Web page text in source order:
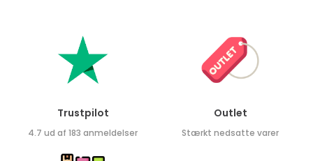
Trustpilot
4.7 ud af 183 anmeldelser
Outlet
Stærkt nedsatte varer